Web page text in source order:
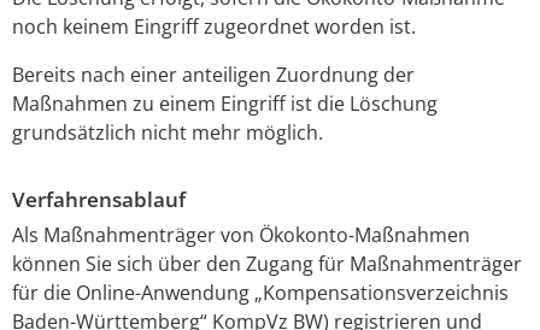
noch keinem Eingriff zugeordnet worden ist.
Bereits nach einer anteiligen Zuordnung der
Maßnahmen zu einem Eingriff ist die Löschung
grundsätzlich nicht mehr möglich.
Verfahrensablauf
Als Maßnahmenträger von Ökokonto-Maßnahmen
können Sie sich über den Zugang für Maßnahmenträger
für die Online-Anwendung „Kompensationsverzeichnis
Baden-Württemberg“ KompVz BW) registrieren und